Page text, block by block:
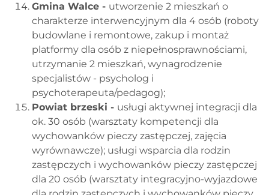
Gmina Walce - utworzenie 2 mieszkań o
charakterze interwencyjnym dla 4 osób (roboty
budowlane i remontowe, zakup i montaż
platformy dla osób z niepełnosprawnościami,
utrzymanie 2 mieszkań, wynagrodzenie
specjalistów - psycholog i
psychoterapeuta/pedagog);
Powiat brzeski - usługi aktywnej integracji dla
ok. 30 osób (warsztaty kompetencji dla
wychowanków pieczy zastępczej, zajęcia
wyrównawcze); usługi wsparcia dla rodzin
zastępczych i wychowanków pieczy zastępczej
dla 20 osób (warsztaty integracyjno-wyjazdowe